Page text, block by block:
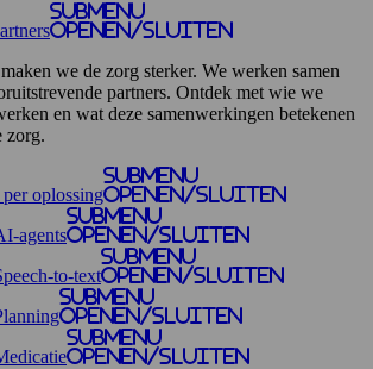
Submenu
openen/sluiten
we de zorg sterker. We werken samen
partners. Ontdek met wie we
en wat deze samenwerkingen betekenen
zorg.
oplossing
Submenu
openen/sluiten
agents
Submenu
openen/sluiten
to-text
Submenu
openen/sluiten
Submenu
openen/sluiten
Submenu
openen/sluiten